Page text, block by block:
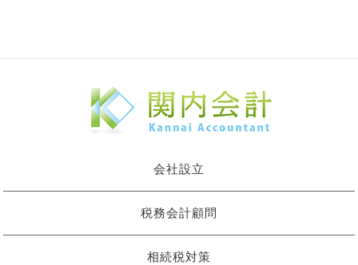
会社設立
税務会計顧問
相続税対策